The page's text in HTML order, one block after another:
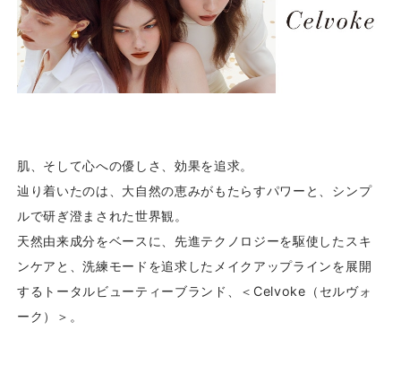
肌、そして心への優しさ、効果を追求。
辿り着いたのは、大自然の恵みがもたらすパワーと、シンプ
ルで研ぎ澄まされた世界観。
天然由来成分をベースに、先進テクノロジーを駆使したスキ
ンケアと、洗練モードを追求したメイクアップラインを展開
するトータルビューティーブランド、＜Celvoke（セルヴォ
ーク）＞。